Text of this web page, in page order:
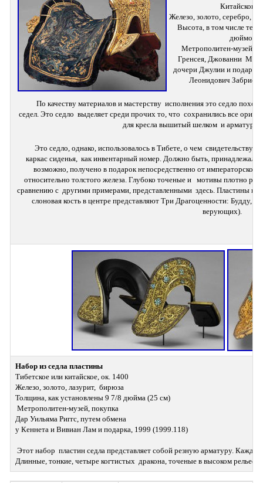
Китайского
Высота, в том числе
дюймов
Гренсея, Джованни
дочери Джулии и
Леонидович
По качеству материалов и мастерству  исполнения это седло
седел. Это седло  выделяет среди прочих то, что  сохранились все
для кресла вышитый шелком  и
Это седло, однако, использовалось в Тибете, о чем
каркас сиденья,  как инвентарный номер. Должно быть, принадлежало
возможно, получено в подарок непосредственно от императорского
относительно толстого железа. Глубоко точеные и   мотивы плотно
сравнению с  другими примерами, представленными  здесь. Пластины
слоновая кость в центре представляют Три Драгоценности: Будду,
верующих).
Набор из седла пластины
Тибетское или китайское, ок. 1400
Железо, золото, лазурит,  бирюза
Толщина, как установлены 9 7/8 дюйма (25 см)
Метрополитен-музей, покупка
Дар Уильяма Риггс, путем обмена
у Кеннета и Вивиан Лам и подарка, 1999 (1999.118)
Длинные, тонкие, четыре когтистых  дракона, точеные в высоком